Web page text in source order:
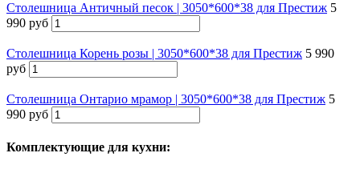
Столешница Античный песок | 3050*600*38 для Престиж 5
990 руб
Столешница Корень розы | 3050*600*38 для Престиж 5 990
руб
Столешница Онтарио мрамор | 3050*600*38 для Престиж 5
990 руб
Комплектующие для кухни: